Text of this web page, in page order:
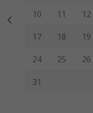
10 11 12
17 18 19
24 25 26
31